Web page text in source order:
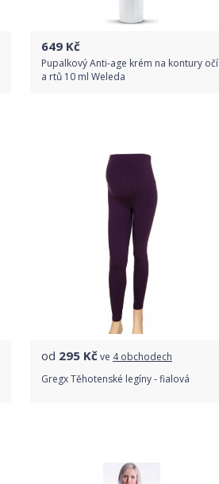
649 Kč
Pupalkový Anti-age krém na kontury očí
a rtů 10 ml Weleda
Detail produktu
od 295 Kčve 4 obchodech
Gregx Těhotenské legíny - fialová